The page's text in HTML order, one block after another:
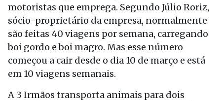
motoristas que emprega. Segundo Júlio Roriz,
sócio-proprietário da empresa, normalmente
são feitas 40 viagens por semana, carregando
boi gordo e boi magro. Mas esse número
começou a cair desde o dia 10 de março e está
em 10 viagens semanais.
A 3 Irmãos transporta animais para dois